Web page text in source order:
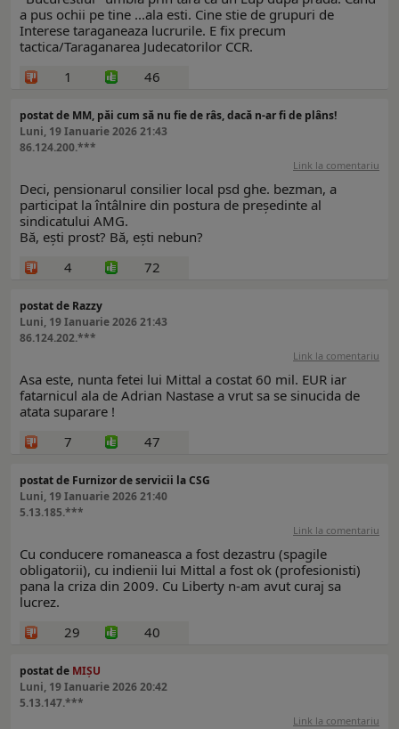
a pus ochii pe tine ...ala esti. Cine stie de grupuri de
Interese taraganeaza lucrurile. E fix precum
tactica/Taraganarea Judecatorilor CCR.
1
46
postat de MM, păi cum să nu fie de râs, dacă n-ar fi de plâns!
Luni, 19 Ianuarie 2026 21:43
86.124.200.***
Link la comentariu
Deci, pensionarul consilier local psd ghe. bezman, a
participat la întâlnire din postura de președinte al
sindicatului AMG.
Bă, ești prost? Bă, ești nebun?
4
72
postat de Razzy
Luni, 19 Ianuarie 2026 21:43
86.124.202.***
Link la comentariu
Asa este, nunta fetei lui Mittal a costat 60 mil. EUR iar
fatarnicul ala de Adrian Nastase a vrut sa se sinucida de
atata suparare !
7
47
postat de Furnizor de servicii la CSG
Luni, 19 Ianuarie 2026 21:40
5.13.185.***
Link la comentariu
Cu conducere romaneasca a fost dezastru (spagile
obligatorii), cu indienii lui Mittal a fost ok (profesionisti)
pana la criza din 2009. Cu Liberty n-am avut curaj sa
lucrez.
29
40
postat de MIȘU
Luni, 19 Ianuarie 2026 20:42
5.13.147.***
Link la comentariu